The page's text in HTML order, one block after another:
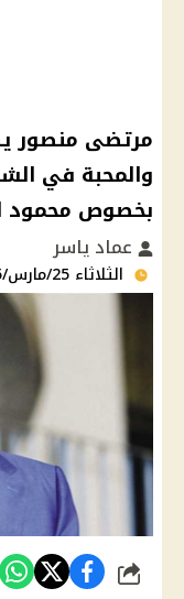
مرتضى منصور
والمحبة في
بخصوص محمود
عماد ياسر
الثلاثاء 25/مارس/2025 - 10:01 م
شارك